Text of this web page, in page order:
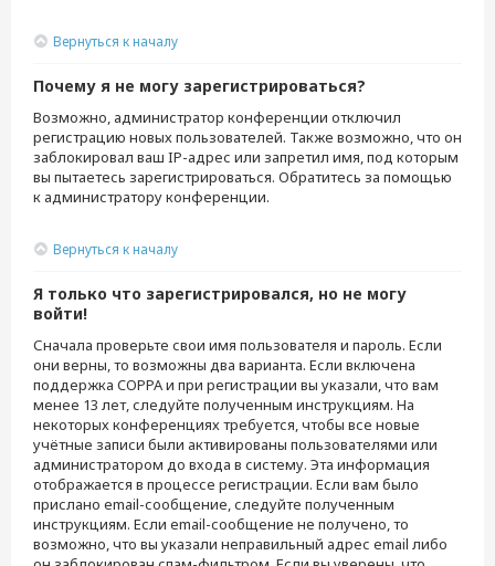
Вернуться к началу
Почему я не могу зарегистрироваться?
Возможно, администратор конференции отключил
регистрацию новых пользователей. Также возможно, что он
заблокировал ваш IP-адрес или запретил имя, под которым
вы пытаетесь зарегистрироваться. Обратитесь за помощью
к администратору конференции.
Вернуться к началу
Я только что зарегистрировался, но не могу
войти!
Сначала проверьте свои имя пользователя и пароль. Если
они верны, то возможны два варианта. Если включена
поддержка COPPA и при регистрации вы указали, что вам
менее 13 лет, следуйте полученным инструкциям. На
некоторых конференциях требуется, чтобы все новые
учётные записи были активированы пользователями или
администратором до входа в систему. Эта информация
отображается в процессе регистрации. Если вам было
прислано email-сообщение, следуйте полученным
инструкциям. Если email-сообщение не получено, то
возможно, что вы указали неправильный адрес email либо